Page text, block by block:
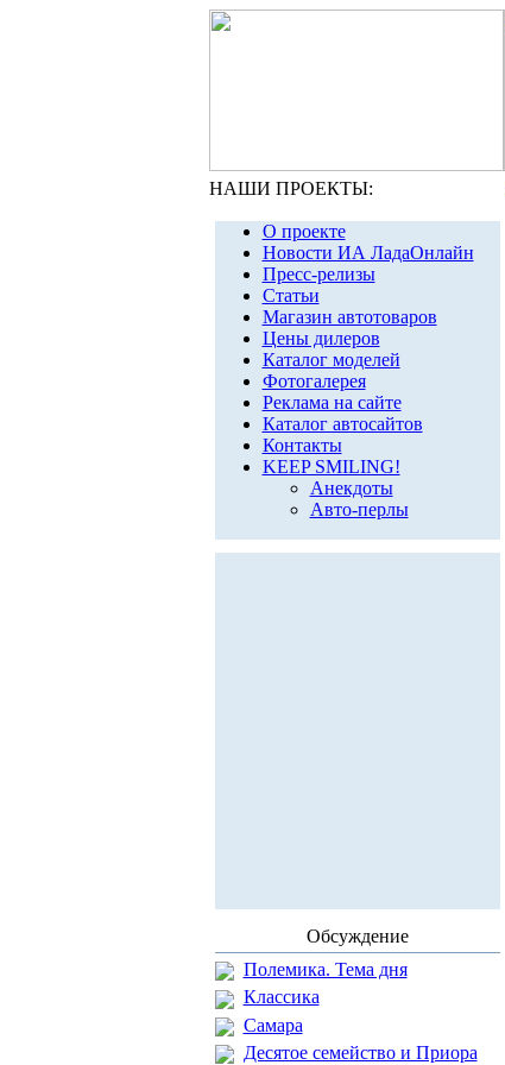
НАШИ ПРОЕКТЫ:
О проекте
Новости ИА ЛадаОнлайн
Пресс-релизы
Статьи
Магазин автотоваров
Цены дилеров
Каталог моделей
Фотогалерея
Реклама на сайте
Каталог автосайтов
Контакты
KEEP SMILING!
Анекдоты
Авто-перлы
Обсуждение
Полемика. Тема дня
Классика
Самара
Десятое семейство и Приора